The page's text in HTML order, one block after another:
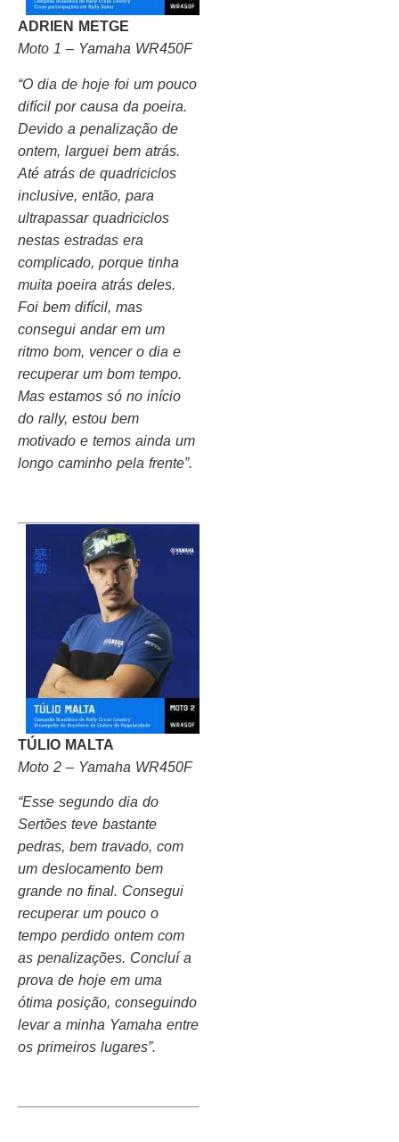
ADRIEN METGE
Moto 1 – Yamaha WR450F
“O dia de hoje foi um pouco
difícil por causa da poeira.
Devido a penalização de
ontem, larguei bem atrás.
Até atrás de quadriciclos
inclusive, então, para
ultrapassar quadriciclos
nestas estradas era
complicado, porque tinha
muita poeira atrás deles.
Foi bem difícil, mas
consegui andar em um
ritmo bom, vencer o dia e
recuperar um bom tempo.
Mas estamos só no início
do rally, estou bem
motivado e temos ainda um
longo caminho pela frente”.
TÚLIO MALTA
Moto 2 – Yamaha WR450F
“Esse segundo dia do
Sertões teve bastante
pedras, bem travado, com
um deslocamento bem
grande no final. Consegui
recuperar um pouco o
tempo perdido ontem com
as penalizações. Concluí a
prova de hoje em uma
ótima posição, conseguindo
levar a minha Yamaha entre
os primeiros lugares”.